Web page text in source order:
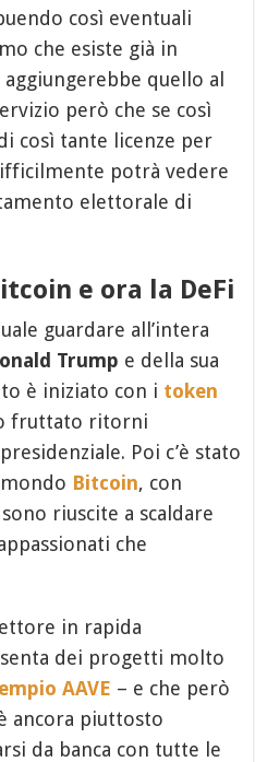
così eventuali
che esiste già in
quello al
però che se così
così tante licenze per
potrà vedere
elettorale di
e ora la DeFi
guardare all’intera
Trump e della sua
è iniziato con i token
fruttato ritorni
Poi c’è stato
Bitcoin, con
riuscite a scaldare
che
in rapida
dei progetti molto
AAVE – e che però
ancora piuttosto
da banca con tutte le